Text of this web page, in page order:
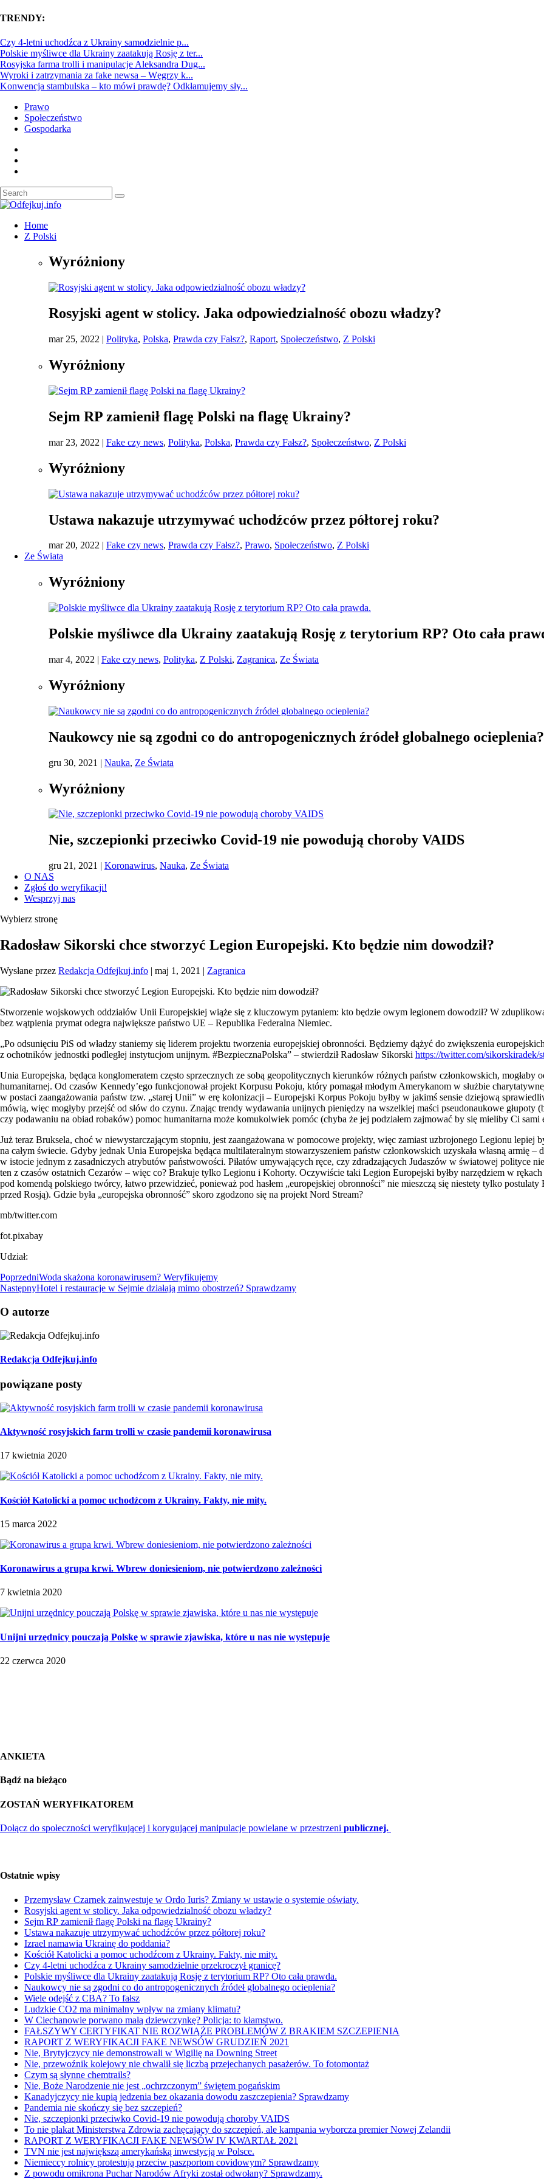
TRENDY:
Czy 4-letni uchodźca z Ukrainy samodzielnie p...
Polskie myśliwce dla Ukrainy zaatakują Rosję z ter...
Rosyjska farma trolli i manipulacje Aleksandra Dug...
Wyroki i zatrzymania za fake newsa – Węgrzy k...
Konwencja stambulska – kto mówi prawdę? Odkłamujemy sły...
Prawo
Społeczeństwo
Gospodarka
Home
Z Polski
Wyróżniony
Rosyjski agent w stolicy. Jaka odpowiedzialność obozu władzy?
mar 25, 2022 | Polityka, Polska, Prawda czy Fałsz?, Raport, Społeczeństwo, Z Polski
Wyróżniony
Sejm RP zamienił flagę Polski na flagę Ukrainy?
mar 23, 2022 | Fake czy news, Polityka, Polska, Prawda czy Fałsz?, Społeczeństwo, Z Polski
Wyróżniony
Ustawa nakazuje utrzymywać uchodźców przez półtorej roku?
mar 20, 2022 | Fake czy news, Prawda czy Fałsz?, Prawo, Społeczeństwo, Z Polski
Ze Świata
Wyróżniony
Polskie myśliwce dla Ukrainy zaatakują Rosję z terytorium RP? Oto cała
mar 4, 2022 | Fake czy news, Polityka, Z Polski, Zagranica, Ze Świata
Wyróżniony
Naukowcy nie są zgodni co do antropogenicznych źródeł globalnego ocieplenia?
gru 30, 2021 | Nauka, Ze Świata
Wyróżniony
Nie, szczepionki przeciwko Covid-19 nie powodują choroby VAIDS
gru 21, 2021 | Koronawirus, Nauka, Ze Świata
O NAS
Zgłoś do weryfikacji!
Wesprzyj nas
Wybierz stronę
Radosław Sikorski chce stworzyć Legion Europejski. Kto będzie nim dowodził?
Wysłane przez Redakcja Odfejkuj.info | maj 1, 2021 | Zagranica
Stworzenie wojskowych oddziałów Unii Europejskiej wiąże się z kluczowym pytaniem: kto będzie owym legionem dowodził? W
bez wątpienia prymat odegra największe państwo UE – Republika Federalna Niemiec.
„Po odsunięciu PiS od władzy staniemy się liderem projektu tworzenia europejskiej obronności. Będziemy dążyć do zwiększenia
z ochotników jednostki podległej instytucjom unijnym. #BezpiecznaPolska” – stwierdził Radosław Sikorski https://twitter.com/sikorskiradek/
Unia Europejska, będąca konglomeratem często sprzecznych ze sobą geopolitycznych kierunków różnych państw członkowskich,
humanitarnej. Od czasów Kennedy’ego funkcjonował projekt Korpusu Pokoju, który pomagał młodym Amerykanom w służbie
w postaci zaangażowania państw tzw. „starej Unii” w erę kolonizacji – Europejski Korpus Pokoju byłby w jakimś sensie dziejową
mówią, więc mogłyby przejść od słów do czynu. Znając trendy wydawania unijnych pieniędzy na wszelkiej maści pseudonaukowe głupoty
czy podawaniu na obiad robaków) pomoc humanitarna może komukolwiek pomóc (chyba że jej podziałem zajmować by się mieliby Ci
Już teraz Bruksela, choć w niewystarczającym stopniu, jest zaangażowana w pomocowe projekty, więc zamiast uzbrojonego Legionu
na całym świecie. Gdyby jednak Unia Europejska będąca multilateralnym stowarzyszeniem państw członkowskich uzyskała własną armię
w istocie jednym z zasadniczych atrybutów państwowości. Piłatów umywających ręce, czy zdradzających Judaszów w światowej polityce
ten z czasów ostatnich Cezarów – więc co? Brakuje tylko Legionu i Kohorty. Oczywiście taki Legion Europejski byłby narzędziem w
pod komendą polskiego twórcy, łatwo przewidzieć, ponieważ pod hasłem „europejskiej obronności” nie mieszczą się niestety tylko
przed Rosją). Gdzie była „europejska obronność” skoro zgodzono się na projekt Nord Stream?
mb/twitter.com
fot.pixabay
Udział:
PoprzedniWoda skażona koronawirusem? Weryfikujemy
NastępnyHotel i restauracje w Sejmie działają mimo obostrzeń? Sprawdzamy
O autorze
Redakcja Odfejkuj.info
powiązane posty
Aktywność rosyjskich farm trolli w czasie pandemii koronawirusa
17 kwietnia 2020
Kościół Katolicki a pomoc uchodźcom z Ukrainy. Fakty, nie mity.
15 marca 2022
Koronawirus a grupa krwi. Wbrew doniesieniom, nie potwierdzono zależności
7 kwietnia 2020
Unijni urzędnicy pouczają Polskę w sprawie zjawiska, które u nas nie występuje
22 czerwca 2020
ANKIETA
Bądź na bieżąco
ZOSTAŃ WERYFIKATOREM
Dołącz do społeczności weryfikującej i korygującej manipulacje powielane w przestrzeni publicznej.
Ostatnie wpisy
Przemysław Czarnek zainwestuje w Ordo Iuris? Zmiany w ustawie o systemie oświaty.
Rosyjski agent w stolicy. Jaka odpowiedzialność obozu władzy?
Sejm RP zamienił flagę Polski na flagę Ukrainy?
Ustawa nakazuje utrzymywać uchodźców przez półtorej roku?
Izrael namawia Ukrainę do poddania?
Kościół Katolicki a pomoc uchodźcom z Ukrainy. Fakty, nie mity.
Czy 4-letni uchodźca z Ukrainy samodzielnie przekroczył granicę?
Polskie myśliwce dla Ukrainy zaatakują Rosję z terytorium RP? Oto cała prawda.
Naukowcy nie są zgodni co do antropogenicznych źródeł globalnego ocieplenia?
Wiele odejść z CBA? To fałsz
Ludzkie CO2 ma minimalny wpływ na zmiany klimatu?
W Ciechanowie porwano małą dziewczynkę? Policja: to kłamstwo.
FAŁSZYWY CERTYFIKAT NIE ROZWIĄŻE PROBLEMÓW Z BRAKIEM SZCZEPIENIA
RAPORT Z WERYFIKACJI FAKE NEWSÓW GRUDZIEŃ 2021
Nie, Brytyjczycy nie demonstrowali w Wigilię na Downing Street
Nie, przewoźnik kolejowy nie chwalił się liczbą przejechanych pasażerów. To fotomontaż
Czym są słynne chemtrails?
Nie, Boże Narodzenie nie jest „ochrzczonym” świętem pogańskim
Kanadyjczycy nie kupią jedzenia bez okazania dowodu zaszczepienia? Sprawdzamy
Pandemia nie skończy się bez szczepień?
Nie, szczepionki przeciwko Covid-19 nie powodują choroby VAIDS
To nie plakat Ministerstwa Zdrowia zachęcający do szczepień, ale kampania wyborcza premier Nowej Zelandii
RAPORT Z WERYFIKACJI FAKE NEWSÓW IV KWARTAŁ 2021
TVN nie jest największą amerykańską inwestycją w Polsce.
Niemieccy rolnicy protestują przeciw paszportom covidowym? Sprawdzamy
Z powodu omikrona Puchar Narodów Afryki został odwołany? Sprawdzamy.